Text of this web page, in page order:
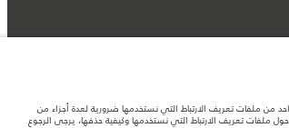
من ملفات تعريف الارتباط التي نستخدمها ضرورية لعدة أجزاء من
ملفات تعريف الارتباط التي نستخدمها وكيفية حذفها، يرجى الرجوع